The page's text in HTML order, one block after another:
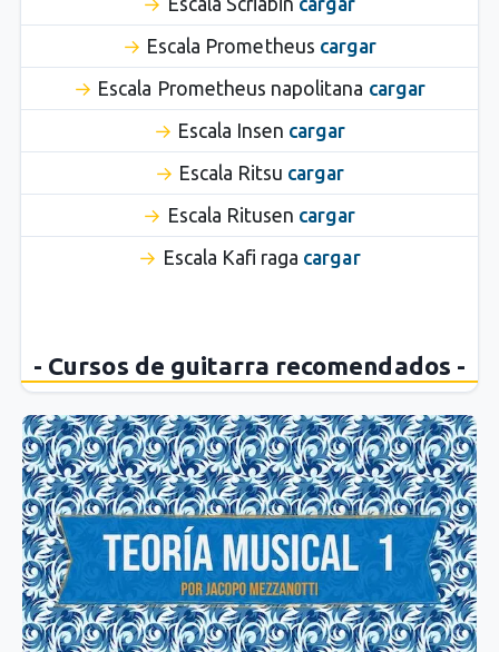
Escala Prometheus cargar
Escala Prometheus napolitana cargar
Escala Insen cargar
Escala Ritsu cargar
Escala Ritusen cargar
Escala Kafi raga cargar
- Cursos de guitarra recomendados -